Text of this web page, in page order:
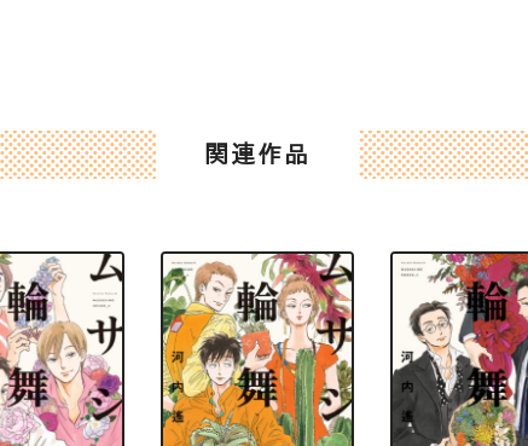
関連作品